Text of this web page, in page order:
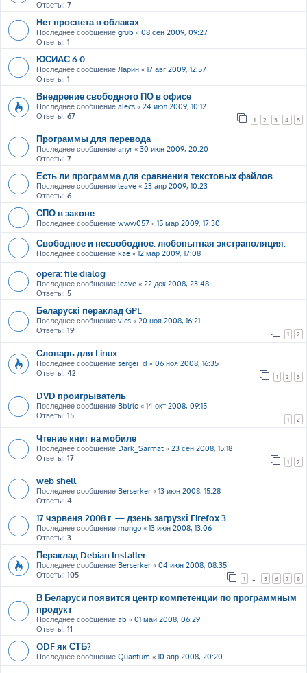
Ответы: 7
Нет просвета в облаках
Последнее сообщение grub « 08 сен 2009, 09:27
Ответы: 1
ЮСИАС 6.0
Последнее сообщение Ларин « 17 авг 2009, 12:57
Ответы: 1
Внедрение свободного ПО в офисе
Последнее сообщение alecs « 24 июл 2009, 10:12
Ответы: 67 1 2 3 4 5
Программы для перевода
Последнее сообщение anyr « 30 июн 2009, 20:20
Ответы: 7
Есть ли программа для сравнения текстовых файлов
Последнее сообщение leave « 23 апр 2009, 10:23
Ответы: 6
СПО в законе
Последнее сообщение www057 « 15 мар 2009, 17:30
Свободное и несвободное: любопытная экстраполяция.
Последнее сообщение kae « 12 мар 2009, 17:08
opera: file dialog
Последнее сообщение leave « 22 дек 2008, 23:48
Ответы: 5
Беларускі пераклад GPL
Последнее сообщение vics « 20 ноя 2008, 16:21
Ответы: 19 1 2
Словарь для Linux
Последнее сообщение sergei_d « 06 ноя 2008, 16:35
Ответы: 42 1 2 3
DVD проигрыватель
Последнее сообщение Bblrlo « 14 окт 2008, 09:15
Ответы: 15 1 2
Чтение книг на мобиле
Последнее сообщение Dark_Sarmat « 23 сен 2008, 15:18
Ответы: 17 1 2
web shell
Последнее сообщение Berserker « 13 июн 2008, 15:28
Ответы: 4
17 чэрвеня 2008 г. — дзень загрузкі Firefox 3
Последнее сообщение mungo « 13 июн 2008, 13:06
Ответы: 3
Пераклад Debian Installer
Последнее сообщение Berserker « 04 июн 2008, 08:35
Ответы: 105 1 5 6 7 8
В Беларуси появится центр компетенции по программным
продукт
Последнее сообщение ab « 01 май 2008, 06:29
Ответы: 11
ODF як СТБ?
Последнее сообщение Quantum « 10 апр 2008, 20:20